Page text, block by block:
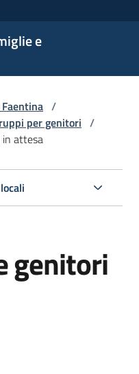
e
/
per genitori /
in attesa
genitori